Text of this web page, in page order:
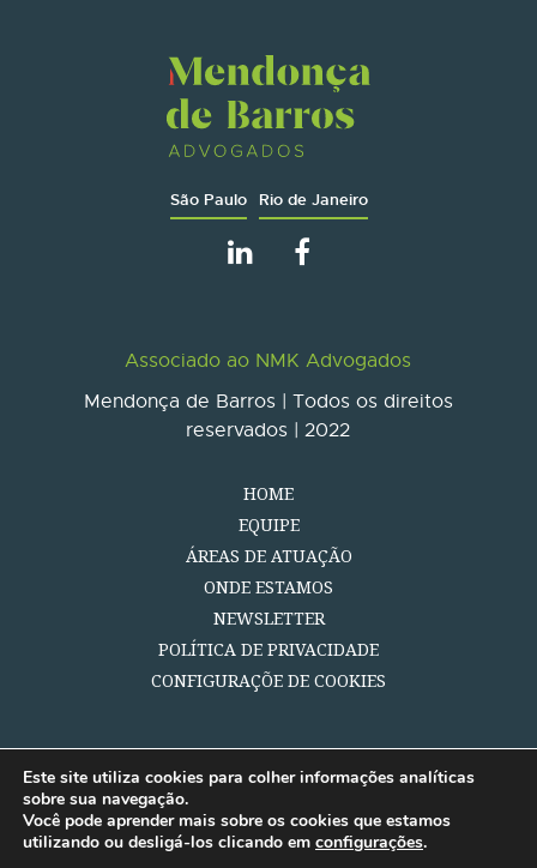
São Paulo Rio de Janeiro
Associado ao NMK Advogados
Mendonça de Barros | Todos os direitos
reservados | 2022
HOME
EQUIPE
ÁREAS DE ATUAÇÃO
ONDE ESTAMOS
NEWSLETTER
POLÍTICA DE PRIVACIDADE
CONFIGURAÇÕE DE COOKIES
Este site utiliza cookies para colher informações analíticas
sobre sua navegação.
Você pode aprender mais sobre os cookies que estamos
utilizando ou desligá-los clicando em configurações.